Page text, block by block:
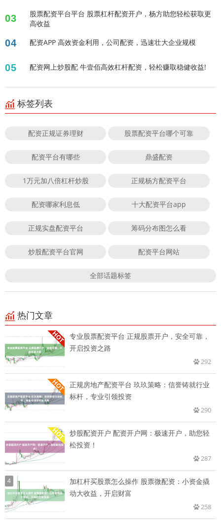
03
股票配资平台平台 股票杠杆配资开户，杨方助您轻松获取更
高收益
04 配资APP 高效资金利用，公司配资，迅速壮大企业规模
05 配资网上炒股配 牛壹佰高效杠杆配资，轻松赚取稳健收益!
标签列表
配资正规证券理财 股票配资平台哪个可靠
配资平台有哪些 鼎盛配资
1万元加八倍杠杆炒股 正规杨方配资平台
配资哪家利息低 十大配资平台app
正规实盘配资平台 筹码分布图怎么看
炒股配资平台官网 配资平台网站
全部话题标签
热门文章
专业股票配资平台 正规股票开户，安全可靠，
开启投资之路
292
正规房地产配资平台 玖玖策略：信誉铸就行业
标杆，专业引领投资
290
炒股配资开户 配资开户网：极速开户，助您轻
松投资！
287
4
加杠杆买股票怎么操作 股票微配资：小资金撬
动大收益，开启财富
258